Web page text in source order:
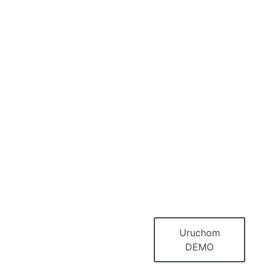
Uruchom
DEMO